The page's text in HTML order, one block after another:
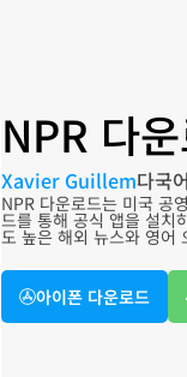
NPR 다
Xavier Guillem다국
NPR 다운로드는 미국 공
드를 통해 공식 앱을 설치
도 높은 해외 뉴스와 영어
아이폰 다운로드